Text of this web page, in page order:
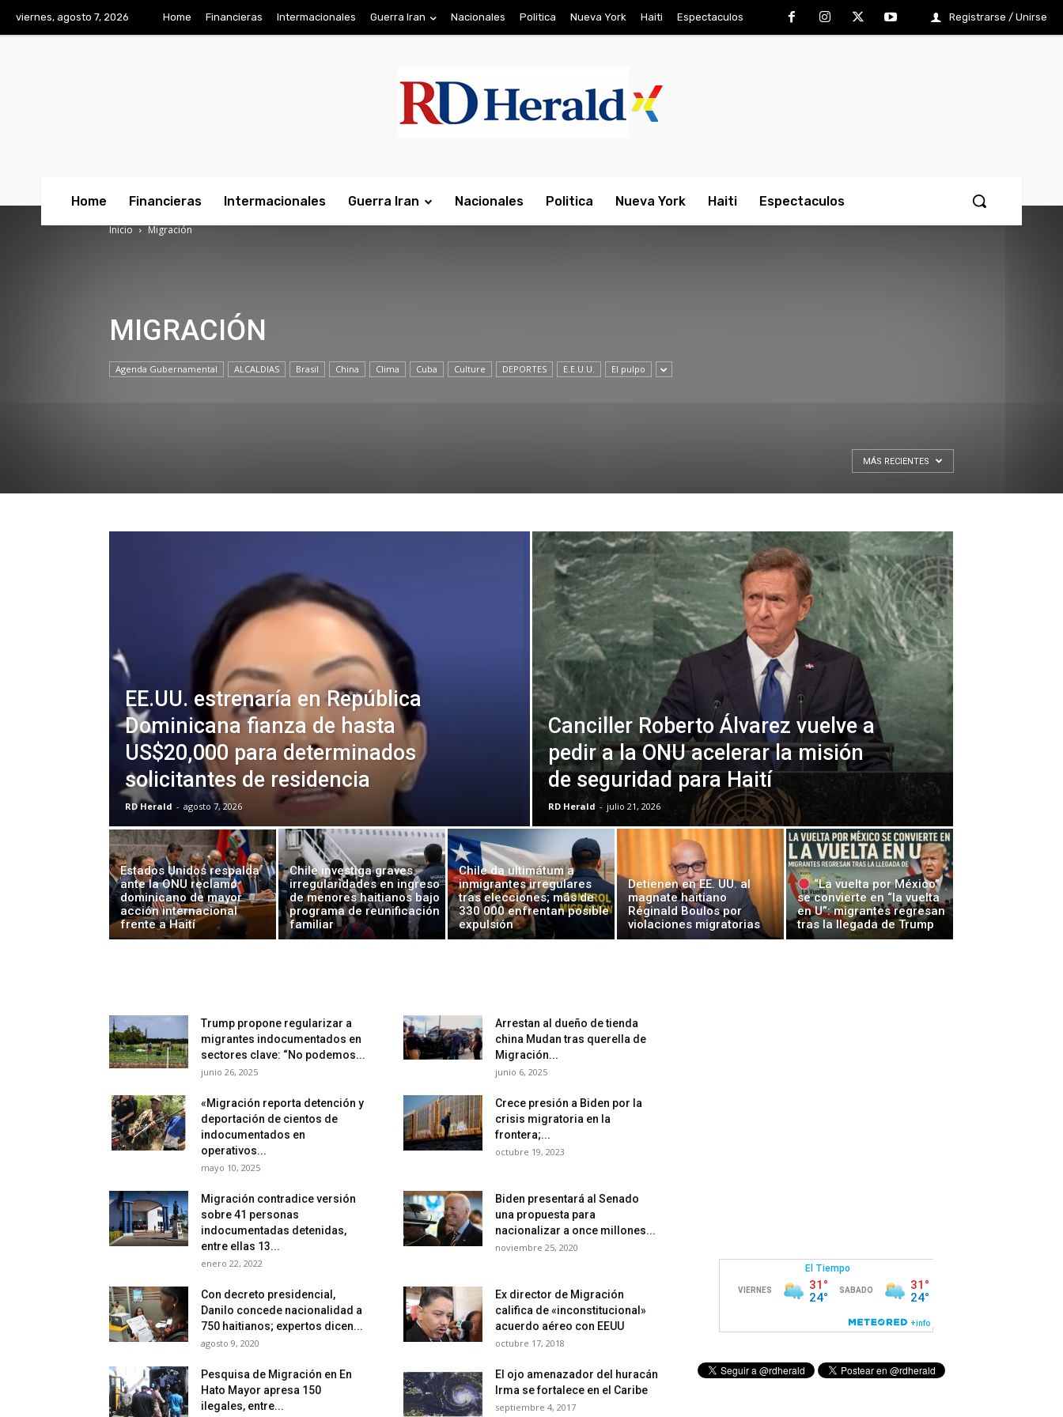
viernes, agosto 7, 2026 Home Financieras Intermacionales Guerra Iran Nacionales Politica Nueva York Haiti Espectaculos Registrarse / Unirse
Home Financieras Intermacionales Guerra Iran Nacionales Politica Nueva York Haiti Espectaculos
Inicio Migración
MIGRACIÓN
Agenda Gubernamental ALCALDIAS Brasil China Clima Cuba Culture DEPORTES E.E.U.U. El pulpo
MÁS RECIENTES
EE.UU. estrenaría en República
Dominicana fianza de hasta
US$20,000 para determinados
solicitantes de residencia
RD Herald - agosto 7, 2026
Canciller Roberto Álvarez vuelve a
pedir a la ONU acelerar la misión
de seguridad para Haití
RD Herald - julio 21, 2026
Estados Unidos respalda
ante la ONU reclamo
dominicano de mayor
acción internacional
frente a Haití
Chile investiga graves
irregularidades en ingreso
de menores haitianos bajo
programa de reunificación
familiar
Chile da ultimátum a
inmigrantes irregulares
tras elecciones; más de
330 000 enfrentan posible
expulsión
Detienen en EE. UU. al
magnate haitiano
Réginald Boulos por
violaciones migratorias
“La vuelta por México”
se convierte en “la vuelta
en U”: migrantes regresan
tras la llegada de Trump
Trump propone regularizar a
migrantes indocumentados en
sectores clave: “No podemos...
junio 26, 2025
Arrestan al dueño de tienda
china Mudan tras querella de
Migración...
junio 6, 2025
«Migración reporta detención y
deportación de cientos de
indocumentados en
operativos...
mayo 10, 2025
Crece presión a Biden por la
crisis migratoria en la
frontera;...
octubre 19, 2023
Migración contradice versión
sobre 41 personas
indocumentadas detenidas,
entre ellas 13...
enero 22, 2022
Biden presentará al Senado
una propuesta para
nacionalizar a once millones...
noviembre 25, 2020
Con decreto presidencial,
Danilo concede nacionalidad a
750 haitianos; expertos dicen...
agosto 9, 2020
Ex director de Migración
califica de «inconstitucional»
acuerdo aéreo con EEUU
octubre 17, 2018
Pesquisa de Migración en En
Hato Mayor apresa 150
ilegales, entre...
El ojo amenazador del huracán
Irma se fortalece en el Caribe
septiembre 4, 2017